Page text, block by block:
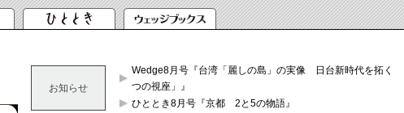
お知らせ
Wedge8月号『台湾「麗しの島」の実像 日台新時代を拓く「3
つの視座」』
ひととき8月号『京都 2と5の物語』